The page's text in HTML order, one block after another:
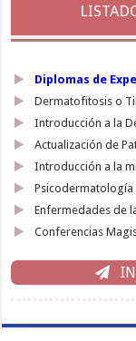
Diplomas de
Dermatofitosis o
Introducción a la
Actualización de
Introducción a la
Psicodermatología
Enfermedades de
Conferencias